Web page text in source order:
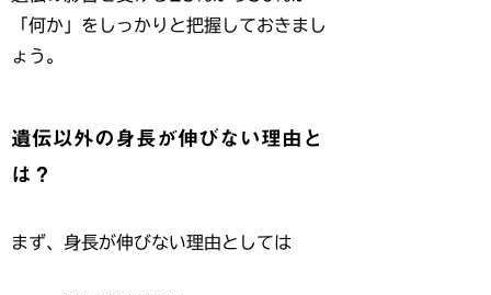
「何か」をしっかりと把握しておきまし
ょう。
遺伝以外の身長が伸びない理由と
は？
まず、身長が伸びない理由としては